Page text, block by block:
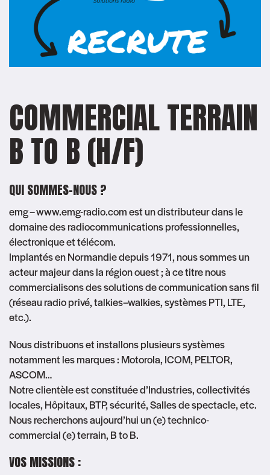
COMMERCIAL TERRAIN
B TO B (H/F)
QUI SOMMES-NOUS ?
emg – www.emg-radio.com est un distributeur dans le
domaine des radiocommunications professionnelles,
électronique et télécom.
Implantés en Normandie depuis 1971, nous sommes un
acteur majeur dans la région ouest ; à ce titre nous
commercialisons des solutions de communication sans fil
(réseau radio privé, talkies–walkies, systèmes PTI, LTE,
etc.).
Nous distribuons et installons plusieurs systèmes
notamment les marques : Motorola, ICOM, PELTOR,
ASCOM…
Notre clientèle est constituée d’Industries, collectivités
locales, Hôpitaux, BTP, sécurité, Salles de spectacle, etc.
Nous recherchons aujourd’hui un (e) technico-
commercial (e) terrain, B to B.
VOS MISSIONS :